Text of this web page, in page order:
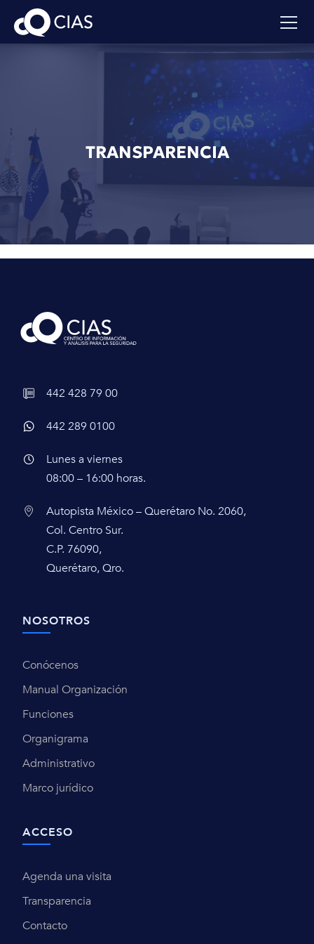
TRANSPARENCIA
442 428 79 00
442 289 0100
Lunes a viernes
08:00 – 16:00 horas.
Autopista México – Querétaro No. 2060,
Col. Centro Sur.
C.P. 76090,
Querétaro, Qro.
NOSOTROS
Conócenos
Manual Organización
Funciones
Organigrama
Administrativo
Marco jurídico
ACCESO
Agenda una visita
Transparencia
Contacto